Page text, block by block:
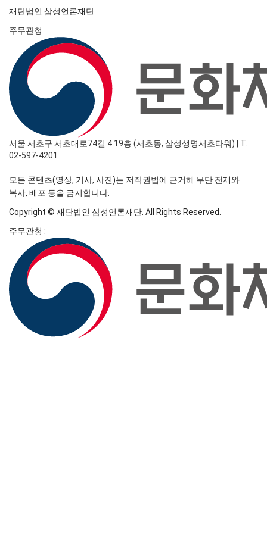
재단법인 삼성언론재단
주무관청 :
서울 서초구 서초대로74길 4 19층 (서초동, 삼성생명서초타워)
T.
02-597-4201
모든 콘텐츠(영상, 기사, 사진)는 저작권법에 근거해 무단 전재와
복사, 배포 등을 금지합니다.
Copyright © 재단법인 삼성언론재단. All Rights Reserved.
주무관청 :